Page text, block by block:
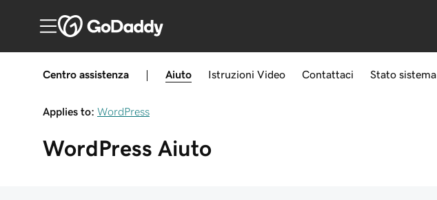
Centro assistenza Aiuto Istruzioni Video Contattaci Stato sistema
Applies to: WordPress
WordPress Aiuto